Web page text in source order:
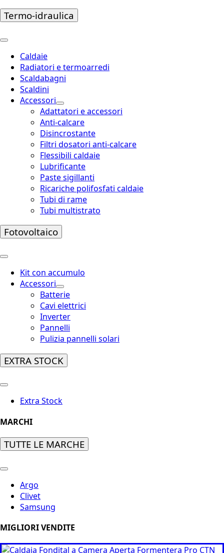
Termo-idraulica
Caldaie
Radiatori e termoarredi
Scaldabagni
Scaldini
Accessori
Adattatori e accessori
Anti-calcare
Disincrostante
Filtri dosatori anti-calcare
Flessibili caldaie
Lubrificante
Paste sigillanti
Ricariche polifosfati caldaie
Tubi di rame
Tubi multistrato
Fotovoltaico
Kit con accumulo
Accessori
Batterie
Cavi elettrici
Inverter
Pannelli
Pulizia pannelli solari
EXTRA STOCK
Extra Stock
MARCHI
TUTTE LE MARCHE
Argo
Clivet
Samsung
MIGLIORI VENDITE